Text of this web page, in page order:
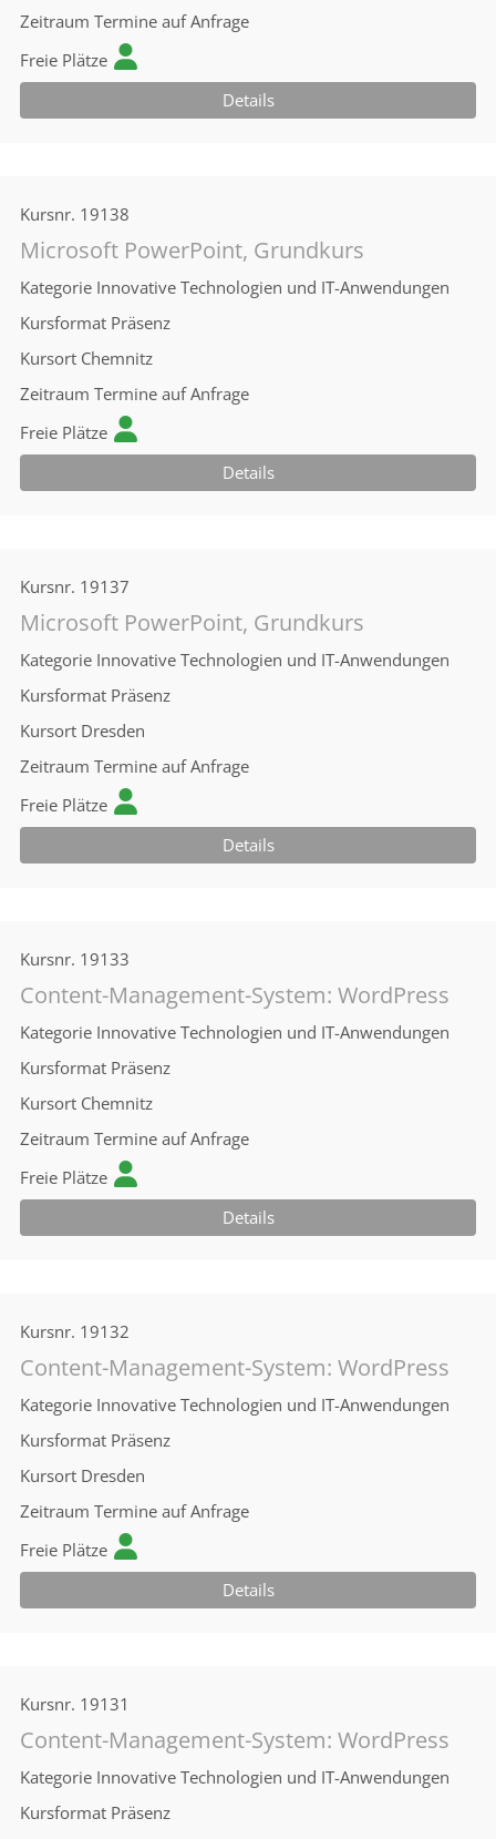
Zeitraum Termine auf Anfrage
Freie Plätze
Details
Kursnr. 19138
Microsoft PowerPoint, Grundkurs
Kategorie Innovative Technologien und IT-Anwendungen
Kursformat Präsenz
Kursort Chemnitz
Zeitraum Termine auf Anfrage
Freie Plätze
Details
Kursnr. 19137
Microsoft PowerPoint, Grundkurs
Kategorie Innovative Technologien und IT-Anwendungen
Kursformat Präsenz
Kursort Dresden
Zeitraum Termine auf Anfrage
Freie Plätze
Details
Kursnr. 19133
Content-Management-System: WordPress
Kategorie Innovative Technologien und IT-Anwendungen
Kursformat Präsenz
Kursort Chemnitz
Zeitraum Termine auf Anfrage
Freie Plätze
Details
Kursnr. 19132
Content-Management-System: WordPress
Kategorie Innovative Technologien und IT-Anwendungen
Kursformat Präsenz
Kursort Dresden
Zeitraum Termine auf Anfrage
Freie Plätze
Details
Kursnr. 19131
Content-Management-System: WordPress
Kategorie Innovative Technologien und IT-Anwendungen
Kursformat Präsenz